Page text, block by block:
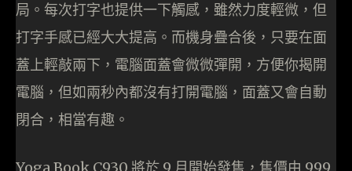
局。每次打字也提供一下觸感，雖然力度輕微，但
打字手感已經大大提高。而機身疊合後，只要在面
蓋上輕敲兩下，電腦面蓋會微微彈開，方便你揭開
電腦，但如兩秒內都沒有打開電腦，面蓋又會自動
閉合，相當有趣。